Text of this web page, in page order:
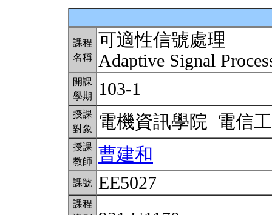
課程
名稱
可適性信號處理
Adaptive Signal
開課
學期
103-1
授課
對象
電機資訊學院 電信
授課
教師
曹建和
課號 EE5027
課程